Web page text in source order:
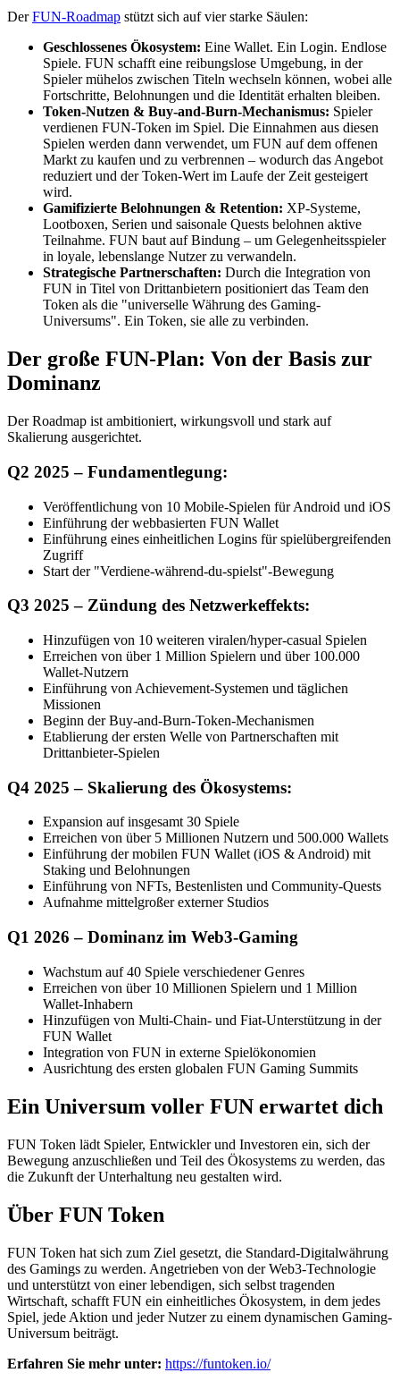
DerFUN-Roadmap stützt sich auf vier starke Säulen:
Geschlossenes Ökosystem: Eine Wallet. Ein Login. Endlose
Spiele. FUN schafft eine reibungslose Umgebung, in der
Spieler mühelos zwischen Titeln wechseln können, wobei alle
Fortschritte, Belohnungen und die Identität erhalten bleiben.
Token-Nutzen & Buy-and-Burn-Mechanismus: Spieler
verdienen FUN-Token im Spiel. Die Einnahmen aus diesen
Spielen werden dann verwendet, um FUN auf dem offenen
Markt zu kaufen und zu verbrennen – wodurch das Angebot
reduziert und der Token-Wert im Laufe der Zeit gesteigert
wird.
Gamifizierte Belohnungen & Retention: XP-Systeme,
Lootboxen, Serien und saisonale Quests belohnen aktive
Teilnahme. FUN baut auf Bindung – um Gelegenheitsspieler
in loyale, lebenslange Nutzer zu verwandeln.
Strategische Partnerschaften: Durch die Integration von
FUN in Titel von Drittanbietern positioniert das Team den
Token als die "universelle Währung des Gaming-
Universums". Ein Token, sie alle zu verbinden.
Der große FUN-Plan: Von der Basis zur
Dominanz
Der Roadmap ist ambitioniert, wirkungsvoll und stark auf
Skalierung ausgerichtet.
Q2 2025 – Fundamentlegung:
Veröffentlichung von 10 Mobile-Spielen für Android und iOS
Einführung der webbasierten FUN Wallet
Einführung eines einheitlichen Logins für spielübergreifenden
Zugriff
Start der "Verdiene-während-du-spielst"-Bewegung
Q3 2025 – Zündung des Netzwerkeffekts:
Hinzufügen von 10 weiteren viralen/hyper-casual Spielen
Erreichen von über 1 Million Spielern und über 100.000
Wallet-Nutzern
Einführung von Achievement-Systemen und täglichen
Missionen
Beginn der Buy-and-Burn-Token-Mechanismen
Etablierung der ersten Welle von Partnerschaften mit
Drittanbieter-Spielen
Q4 2025 – Skalierung des Ökosystems:
Expansion auf insgesamt 30 Spiele
Erreichen von über 5 Millionen Nutzern und 500.000 Wallets
Einführung der mobilen FUN Wallet (iOS & Android) mit
Staking und Belohnungen
Einführung von NFTs, Bestenlisten und Community-Quests
Aufnahme mittelgroßer externer Studios
Q1 2026 – Dominanz im Web3-Gaming
Wachstum auf 40 Spiele verschiedener Genres
Erreichen von über 10 Millionen Spielern und 1 Million
Wallet-Inhabern
Hinzufügen von Multi-Chain- und Fiat-Unterstützung in der
FUN Wallet
Integration von FUN in externe Spielökonomien
Ausrichtung des ersten globalen FUN Gaming Summits
Ein Universum voller FUN erwartet dich
FUN Token lädt Spieler, Entwickler und Investoren ein, sich der
Bewegung anzuschließen und Teil des Ökosystems zu werden, das
die Zukunft der Unterhaltung neu gestalten wird.
Über FUN Token
FUN Token hat sich zum Ziel gesetzt, die Standard-Digitalwährung
des Gamings zu werden. Angetrieben von der Web3-Technologie
und unterstützt von einer lebendigen, sich selbst tragenden
Wirtschaft, schafft FUN ein einheitliches Ökosystem, in dem jedes
Spiel, jede Aktion und jeder Nutzer zu einem dynamischen Gaming-
Universum beiträgt.
Erfahren Sie mehr unter: https://funtoken.io/